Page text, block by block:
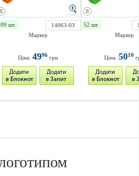
шт.
14063-03
Маркер
Ціна: 4996 грн
52 шт.
Маркер
Ціна: 5010